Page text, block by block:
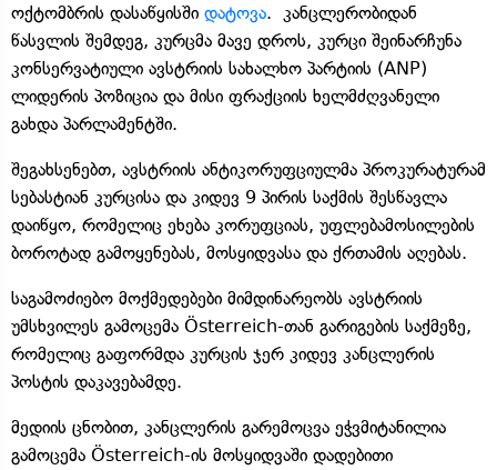
ოქტომბრის დასაწყისში დატოვა. კანცლერობიდან
წასვლის შემდეგ, კურცმა მავე დროს, კურცი შეინარჩუნა
კონსერვატიული ავსტრიის სახალხო პარტიის (ANP)
ლიდერის პოზიცია და მისი ფრაქციის ხელმძღვანელი
გახდა პარლამენტში.
შეგახსენებთ, ავსტრიის ანტიკორუფციულმა პროკურატურამ
სებასტიან კურცისა და კიდევ 9 პირის საქმის შესწავლა
დაიწყო, რომელიც ეხება კორუფციას, უფლებამოსილების
ბოროტად გამოყენებას, მოსყიდვასა და ქრთამის აღებას.
საგამოძიებო მოქმედებები მიმდინარეობს ავსტრიის
უმსხვილეს გამოცემა Österreich-თან გარიგების საქმეზე,
რომელიც გაფორმდა კურცის ჯერ კიდევ კანცლერის
პოსტის დაკავებამდე.
მედიის ცნობით, კანცლერის გარემოცვა ეჭვმიტანილია
გამოცემა Österreich-ის მოსყიდვაში დადებითი